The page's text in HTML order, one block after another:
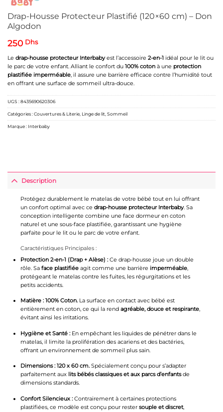
Drap-Housse Protecteur Plastifié (120×60 cm) – Don
Algodon
250 Dhs
Le drap-housse protecteur Interbabyest l’accessoire 2-en-1 idéal pour le lit ou
le parc de votre enfant. Alliant le confort du 100% coton à une protection
plastifiée imperméable, il assure une barrière efficace contre l’humidité tout
en offrant une surface de sommeil ultra-douce.
UGS :8435690620306
Catégories :Couvertures & Literie Linge de lit Sommeil
Marque : Interbaby
Description
Protégez durablement le matelas de votre bébé tout en lui offrant
un confort optimal avec ce drap-housse protecteur Interbaby. Sa
conception intelligente combine une face dormeur en coton
naturel et une sous-face plastifiée, garantissant une hygiène
parfaite pour le lit ou le parc de votre enfant.
Caractéristiques Principales :
Protection 2-en-1 (Drap + Alèse) :Ce drap-housse joue un double
rôle. Sa face plastifiéeagit comme une barrière imperméable,
protégeant le matelas contre les fuites, les régurgitations et les
petits accidents.
Matière : 100% Coton.La surface en contact avec bébé est
entièrement en coton, ce qui la rend agréable, douce et respirante,
évitant ainsi les irritations.
Hygiène et Santé :En empêchant les liquides de pénétrer dans le
matelas, il limite la prolifération des acariens et des bactéries,
offrant un environnement de sommeil plus sain.
Dimensions : 120 x 60 cm.Spécialement conçu pour s’adapter
parfaitement aux lits bébés classiques et aux parcs d’enfantsde
dimensions standards.
Confort Silencieux :Contrairement à certaines protections
plastifiées, ce modèle est conçu pour rester souple et discret,